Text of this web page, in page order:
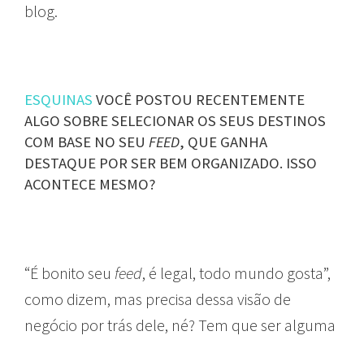
blog.
ESQUINAS VOCÊ POSTOU RECENTEMENTE
ALGO SOBRE SELECIONAR OS SEUS DESTINOS
COM BASE NO SEU FEED, QUE GANHA
DESTAQUE POR SER BEM ORGANIZADO. ISSO
ACONTECE MESMO?
“É bonito seu feed, é legal, todo mundo gosta”,
como dizem, mas precisa dessa visão de
negócio por trás dele, né? Tem que ser alguma